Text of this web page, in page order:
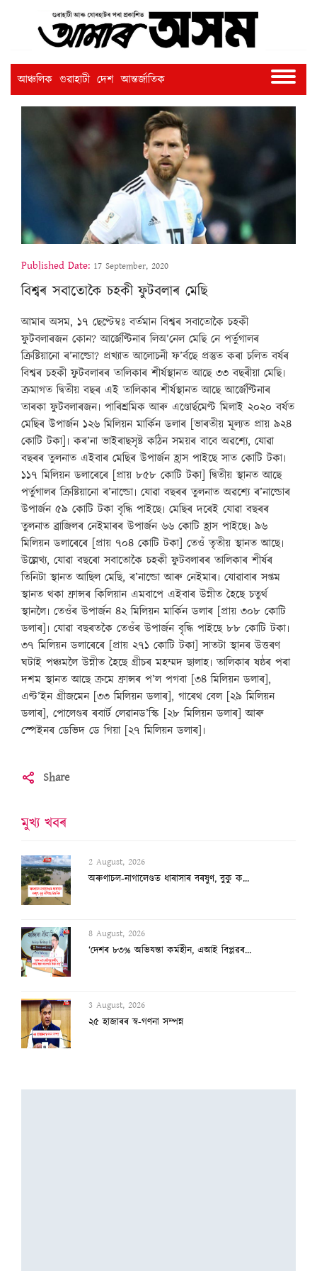
আঞ্চলিক গুৱাহাটী দেশ আন্তৰ্জাতিক
Published Date: 17 September, 2020
বিশ্বৰ সবাতোকৈ চহকী ফুটবলাৰ মেছি
আমাৰ অসম, ১৭ ছেপ্টেম্বঃ বৰ্তমান বিশ্বৰ সবাতোকৈ চহকী
ফুটবলাৰজন কোন? আৰ্জেণ্টিনাৰ লিঅ’নেল মেছি নে পৰ্তুগালৰ
ক্ৰিষ্টিয়ানো ৰ’নাল্ডো? প্ৰখ্যাত আলোচনী ফ’ৰ্বছে প্ৰস্তুত কৰা চলিত বৰ্ষৰ
বিশ্বৰ চহকী ফুটবলাৰৰ তালিকাৰ শীৰ্ষস্থানত আছে ৩৩ বছৰীয়া মেছি৷
ক্ৰমাগত দ্বিতীয় বছৰ এই তালিকাৰ শীৰ্ষস্থানত আছে আৰ্জেণ্টিনাৰ
তাৰকা ফুটবলাৰজন৷ পাৰিশ্ৰমিক আৰু এণ্ডোৰ্ছমেণ্ট মিলাই ২০২০ বৰ্ষত
মেছিৰ উপাৰ্জন ১২৬ মিলিয়ন মাৰ্কিন ডলাৰ [ভাৰতীয় মূল্যত প্ৰায় ৯২৪
কোটি টকা]৷ কৰ’না ভাইৰাছসৃষ্ট কঠিন সময়ৰ বাবে অৱশ্যে, যোৱা
বছৰৰ তুলনাত এইবাৰ মেছিৰ উপাৰ্জন হ্ৰাস পাইছে সাত কোটি টকা৷
১১৭ মিলিয়ন ডলাৰেৰে [প্ৰায় ৮৫৮ কোটি টকা] দ্বিতীয় স্থানত আছে
পৰ্তুগালৰ ক্ৰিষ্টিয়ানো ৰ’নাল্ডো৷ যোৱা বছৰৰ তুলনাত অৱশ্যে ৰ’নাল্ডোৰ
উপাৰ্জন ৫৯ কোটি টকা বৃদ্ধি পাইছে৷ মেছিৰ দৰেই যোৱা বছৰৰ
তুলনাত ব্ৰাজিলৰ নেইমাৰৰ উপাৰ্জন ৬৬ কোটি হ্ৰাস পাইছে৷ ৯৬
মিলিয়ন ডলাৰেৰে [প্ৰায় ৭০৪ কোটি টকা] তেওঁ তৃতীয় স্থানত আছে৷
উল্লেখ্য, যোৱা বছৰো সবাতোকৈ চহকী ফুটবলাৰৰ তালিকাৰ শীৰ্ষৰ
তিনিটা স্থানত আছিল মেছি, ৰ’নাল্ডো আৰু নেইমাৰ৷ যোৱাবাৰ সপ্তম
স্থানত থকা ফ্ৰান্সৰ কিলিয়ান এমবাপে এইবাৰ উন্নীত হৈছে চতুৰ্থ
স্থানলৈ৷ তেওঁৰ উপাৰ্জন ৪২ মিলিয়ন মাৰ্কিন ডলাৰ [প্ৰায় ৩০৮ কোটি
ডলাৰ]৷ যোৱা বছৰতকৈ তেওঁৰ উপাৰ্জন বৃদ্ধি পাইছে ৮৮ কোটি টকা৷
৩৭ মিলিয়ন ডলাৰেৰে [প্ৰায় ২৭১ কোটি টকা] সাতটা স্থানৰ উত্তৰণ
ঘটাই পঞ্চমলৈ উন্নীত হৈছে গ্ৰীচৰ মহম্মদ ছালাহ৷ তালিকাৰ ষষ্ঠৰ পৰা
দশম স্থানত আছে ক্ৰমে ফ্ৰান্সৰ প’ল পগবা [৩৪ মিলিয়ন ডলাৰ],
এণ্ট’ইন গ্ৰীজমেন [৩৩ মিলিয়ন ডলাৰ], গাৰেথ বেল [২৯ মিলিয়ন
ডলাৰ], পোলেণ্ডৰ ৰবাৰ্ট লেৱানড’স্কি [২৮ মিলিয়ন ডলাৰ] আৰু
স্পেইনৰ ডেভিদ ডে গিয়া [২৭ মিলিয়ন ডলাৰ]৷
Share
মুখ্য খবৰ
2 August, 2026
অৰুণাচল-নাগালেণ্ডত ধাৰাসাৰ বৰষুণ, বুকু ক...
8 August, 2026
‘দেশৰ ৮৩% অভিযন্তা কৰ্মহীন, এআই বিপ্লৱৰ...
3 August, 2026
২৫ হাজাৰৰ স্ব-গণনা সম্পন্ন
অসমৰ বানক ৰাষ্ট্ৰীয় সমস্যা ঘোষণাৰ দাবীত...